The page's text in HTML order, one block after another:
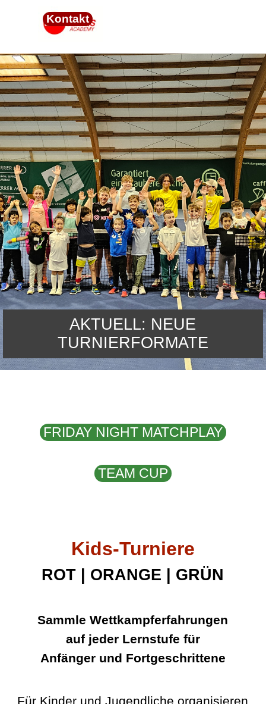
Menü überspringen
Kontakt
AKTUELL: NEUE
TURNIERFORMATE
FRIDAY NIGHT MATCHPLAY
TEAM CUP
Kids-Turniere
ROT | ORANGE | GRÜN
Sammle Wettkampferfahrungen
auf jeder Lernstufe für
Anfänger und Fortgeschrittene
Für Kinder und Jugendliche organisieren